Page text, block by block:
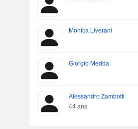
Monica Liverani
Giorgio Medda
Alessandro Zambotti
44 ans